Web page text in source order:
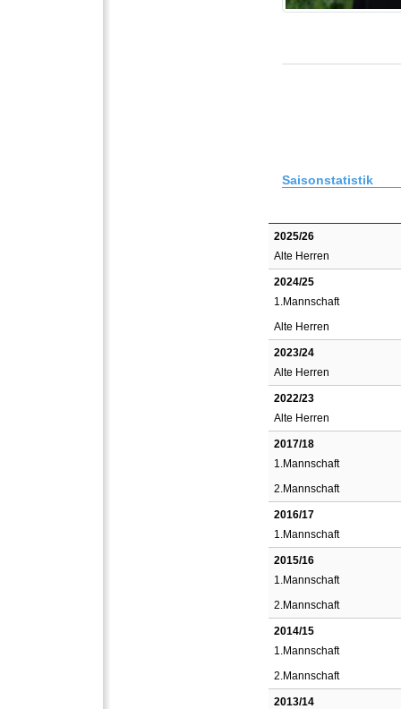
Saisonstatistik
2025/26
Alte Herren
2024/25
1.Mannschaft
Alte Herren
2023/24
Alte Herren
2022/23
Alte Herren
2017/18
1.Mannschaft
2.Mannschaft
2016/17
1.Mannschaft
2015/16
1.Mannschaft
2.Mannschaft
2014/15
1.Mannschaft
2.Mannschaft
2013/14